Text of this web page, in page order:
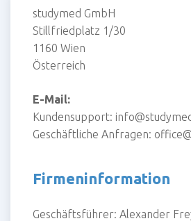
studymed GmbH
Stillfriedplatz 1/30
1160 Wien
Österreich
E-Mail:
Kundensupport:
Geschäftliche Anfragen:
Firmeninformation
Geschäftsführer: Alexander